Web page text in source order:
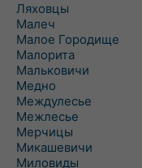
Ляховцы
Малеч
Малое Городище
Малорита
Мальковичи
Медно
Междулесье
Межлесье
Мерчицы
Микашевичи
Миловиды